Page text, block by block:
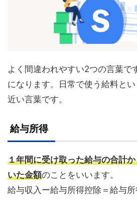
よく間違われやすい2つの言葉で
になります。日常で使う給料と
近い言葉です。
給与所得
１年間に受け取った給与の合計
いた金額のことをいいます。
給与収入ー給与所得控除＝給与